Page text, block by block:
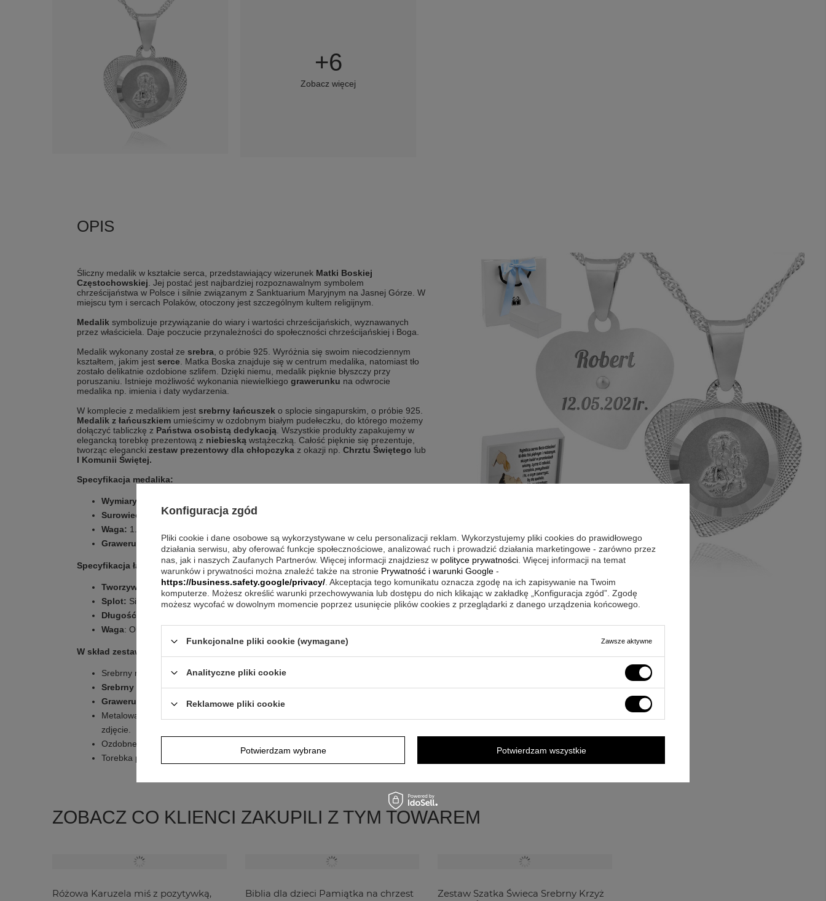
+6
Zobacz więcej
Śliczny medalik w kształcie serca, przedstawiający wizerunek Matki Boskiej
Częstochowskiej . Jej postać jest najbardziej rozpoznawalnym symbolem
chrześcijaństwa w Polsce i silnie związanym z Sanktuarium Maryjnym na Jasnej Górze. W
miejscu tym i sercach Polaków, otoczony jest szczególnym kultem religijnym.
Medalik symbolizuje przywiązanie do wiary i wartości chrześcijańskich, wyznawanych
przez właściciela. Daje poczucie przynależności do społeczności chrześcijańskiej i Boga.
Medalik wykonany został ze srebra , o próbie 925. Wyróżnia się swoim niecodziennym
kształtem, jakim jest serce . Matka Boska znajduje się w centrum medalika, natomiast tło
zostało delikatnie ozdobione szlifem. Dzięki niemu, medalik pięknie błyszczy przy
poruszaniu. Istnieje możliwość wykonania niewielkiego grawerunku na odwrocie
medalika np. imienia i daty wydarzenia.
W komplecie z medalikiem jest srebrny łańcuszek o splocie singapurskim, o próbie 925.
Medalik z łańcuszkiem umieścimy w ozdobnym białym pudełeczku, do którego możemy
dołączyć tabliczkę z Państwa osobistą dedykacją . Wszystkie produkty zapakujemy w
elegancką torebkę prezentową z niebieską wstążeczką. Całość pięknie się prezentuje,
tworząc elegancki zestaw prezentowy dla chłopczyka z okazji np. Chrztu Świętego lub
I Komunii Świętej.
Specyfikacja medalika:
Wymiary:
Surowiec
: Srebro, próba 925.
Waga: 1.58 g
Grawerunek:
Laserowy.
Specyfikacja łańcuszka:
Tworzywo
: Srebro próba 925
Splot: Singapur
Długość
Waga: Ok. 1.5 g
W skład zestawu wchodzi:
Srebrny medalik z postacią Matki Boskiej Częstochowskiej
Srebrny łańcuszeko splocie singapurskim, o próbie 925.
Grawerunek
na odwrocie medalika (np. imię i data)
Metalowa tabliczka z
zdjęcie.
Ozdobne białe pudełeczko.
Torebka prezentowa z
ZOBACZ CO KLIENCI ZAKUPILI Z TYM TOWAREM
Różowa Karuzela miś z pozytywką,
Biblia dla dzieci Pamiątka na chrzest
Zestaw Szatka Świeca Srebrny Krzyż
Konfiguracja zgód
Pliki cookie i dane osobowe są wykorzystywane w celu personalizacji reklam. Wykorzystujemy pliki cookies do prawidłowego
działania serwisu, aby oferować funkcje społecznościowe, analizować ruch i prowadzić działania marketingowe - zarówno przez
nas, jak i naszych Zaufanych Partnerów. Więcej informacji znajdziesz w polityce prywatności . Więcej informacji na temat
warunków i prywatności można znaleźć także na stronie Prywatność i warunki Google -
https://business.safety.google/privacy/ . Akceptacja tego komunikatu oznacza zgodę na ich zapisywanie na Twoim
komputerze. Możesz określić warunki przechowywania lub dostępu do nich klikając w zakładkę „Konfiguracja zgód”. Zgodę
możesz wycofać w dowolnym momencie poprzez usunięcie plików cookies z przeglądarki z danego urządzenia końcowego.
Funkcjonalne pliki cookie (wymagane) Zawsze aktywne
Analityczne pliki cookie
Reklamowe pliki cookie
Potwierdzam wybrane Potwierdzam wszystkie